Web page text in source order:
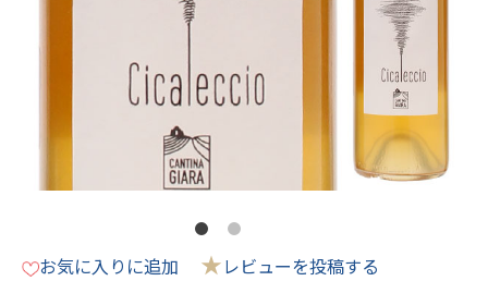
お気に入りに追加 ★レビューを投稿する